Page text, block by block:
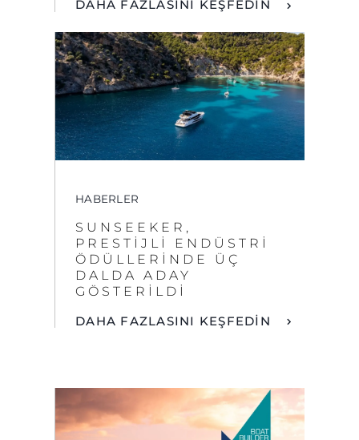
HABERLER
SUNSEEKER,
ÖDÜLLERINDE ÜÇ
DALDA ADAY
GÖSTERILDI
DAHA FAZLASINI KEŞFEDİN